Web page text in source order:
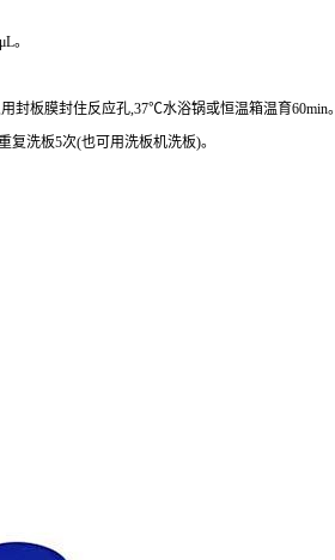
。
封板膜封住反应孔,37℃水浴锅或恒温箱温育60min。
洗板5次(也可用洗板机洗板)。